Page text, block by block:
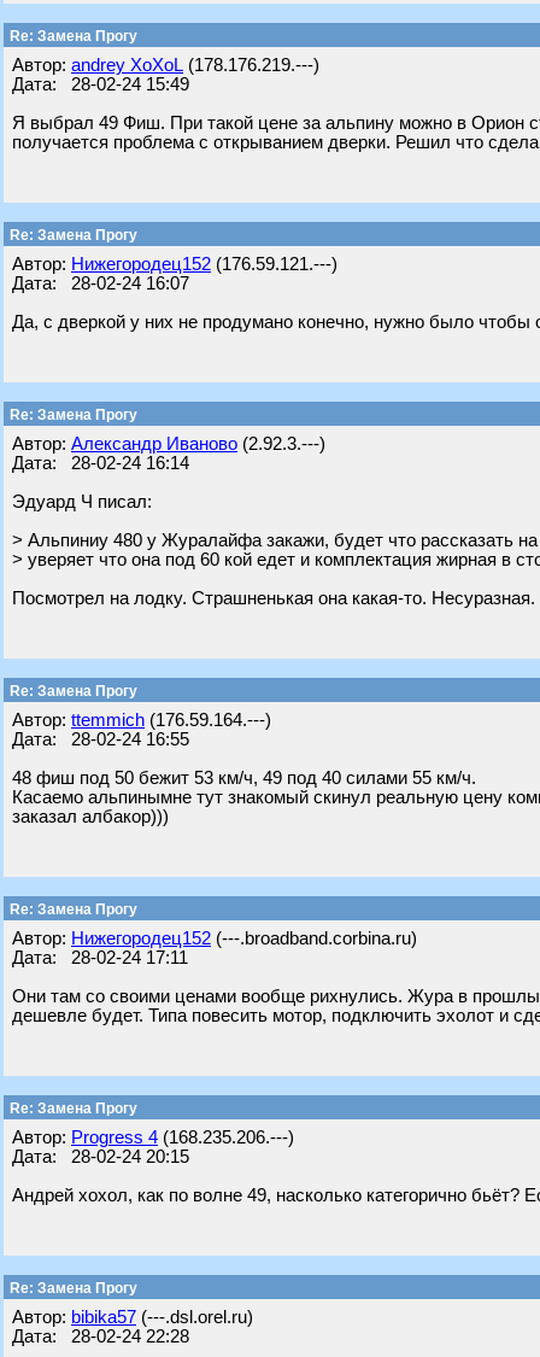
Re: Замена Прогу
Автор: andrey XoXoL (178.176.219.---)
Дата: 28-02-24 15:49
Я выбрал 49 Фиш. При такой цене за альпину можно в Орион
получается проблема с открыванием дверки. Решил что
Re: Замена Прогу
Автор: Нижегородец152 (176.59.121.---)
Дата: 28-02-24 16:07
Да, с дверкой у них не продумано конечно, нужно было чтобы
Re: Замена Прогу
Автор: Александр Иваново (2.92.3.---)
Дата: 28-02-24 16:14
Эдуард Ч писал:
> Альпиниу 480 у Журалайфа закажи, будет что рассказать
> уверяет что она под 60 кой едет и комплектация жирная в
Посмотрел на лодку. Страшненькая она какая-то. Несуразная.
Re: Замена Прогу
Автор: ttemmich (176.59.164.---)
Дата: 28-02-24 16:55
48 фиш под 50 бежит 53 км/ч, 49 под 40 силами 55 км/ч.
Касаемо альпинымне тут знакомый скинул реальную цену
заказал албакор)))
Re: Замена Прогу
Автор: Нижегородец152 (---.broadband.corbina.ru)
Дата: 28-02-24 17:11
Они там со своими ценами вообще рихнулись. Жура в
дешевле будет. Типа повесить мотор, подключить эхолот и
Re: Замена Прогу
Автор: Progress 4 (168.235.206.---)
Дата: 28-02-24 20:15
Андрей хохол, как по волне 49, насколько категорично бьёт?
Re: Замена Прогу
Автор: bibika57 (---.dsl.orel.ru)
Дата: 28-02-24 22:28